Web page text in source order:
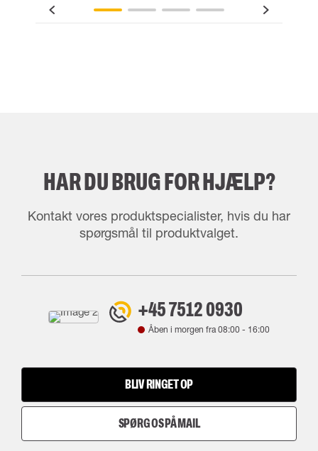
HAR DU BRUG FOR HJÆLP?
Kontakt vores produktspecialister, hvis du har
spørgsmål til produktvalget.
+45 7512 0930
Åben i morgen fra08:00 - 16:00
BLIV RINGET OP
SPØRG OS PÅ MAIL